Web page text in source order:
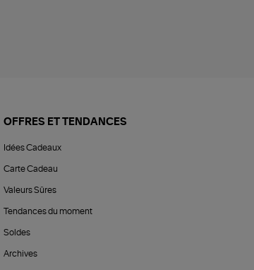
OFFRES ET TENDANCES
Idées Cadeaux
Carte Cadeau
Valeurs Sûres
Tendances du moment
Soldes
Archives